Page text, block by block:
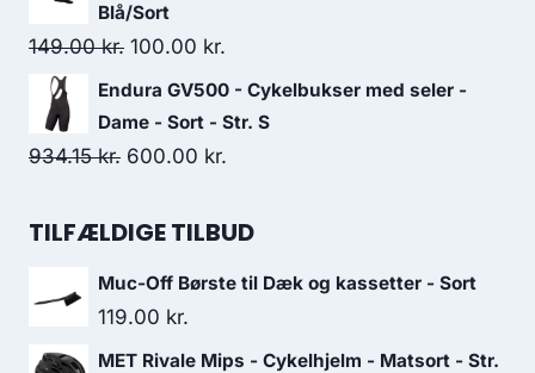
5,799.00 kr..
Blå/Sort
149.00kr. Original
price
was:
149.00 kr..
100.00 kr.
price
is:
Endura GV500 - Cykelbukser med seler -
Dame - Sort - Str. S
934.15kr. Original
was:
600.00 kr.
is:
TILFÆLDIGE TILBUD
Muc-Off Børste til Dæk og kassetter - Sort
119.00 kr.
MET Rivale Mips - Cykelhjelm - Matsort - Str.